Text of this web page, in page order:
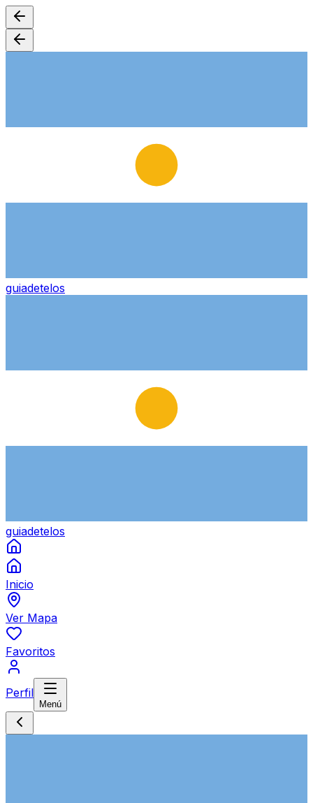
guiadetelos
guiadetelos
Inicio
Ver Mapa
Favoritos
Perfil
Menú